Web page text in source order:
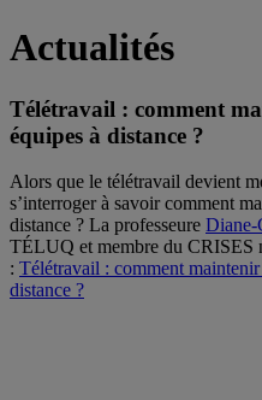
Actualités
Télétravail : comment
équipes à distance ?
Alors que le télétravail devient
s’interroger à savoir comment
distance ? La professeure Diane-
TÉLUQ et membre du CRISES
: Télétravail : comment maintenir
distance ?